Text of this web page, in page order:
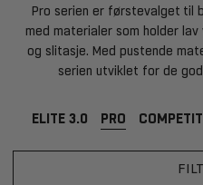
Pro serien er førstevalget til
med materialer som holder
og slitasje. Med pustende
serien utviklet for de
ELITE 3.0 PRO